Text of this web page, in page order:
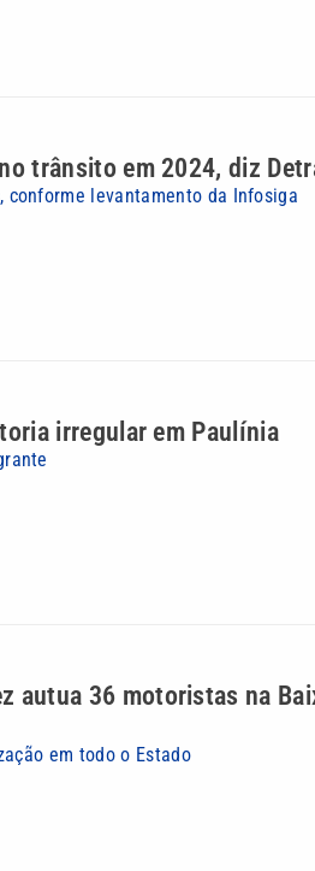
trânsito em 2024, diz
conforme levantamento da Infosiga
irregular em Paulínia
autua 36 motoristas na
em todo o Estado